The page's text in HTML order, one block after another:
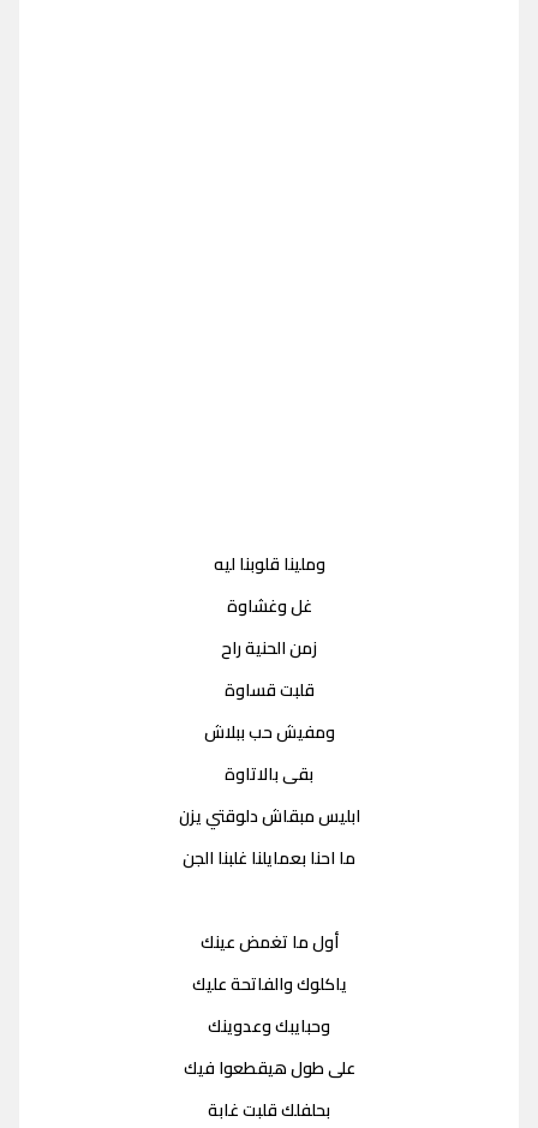
وملينا قلوبنا ليه
غل وغشاوة
زمن الحنية راح
قلبت قساوة
ومفيش حب ببلاش
بقى بالاتاوة
ابليس مبقاش دلوقتي يزن
ما احنا بعمايلنا غلبنا الجن
أول ما تغمض عينك
ياكلوك والفاتحة عليك
وحبايبك وعدوينك
على طول هيقطعوا فيك
بحلفلك قلبت غابة